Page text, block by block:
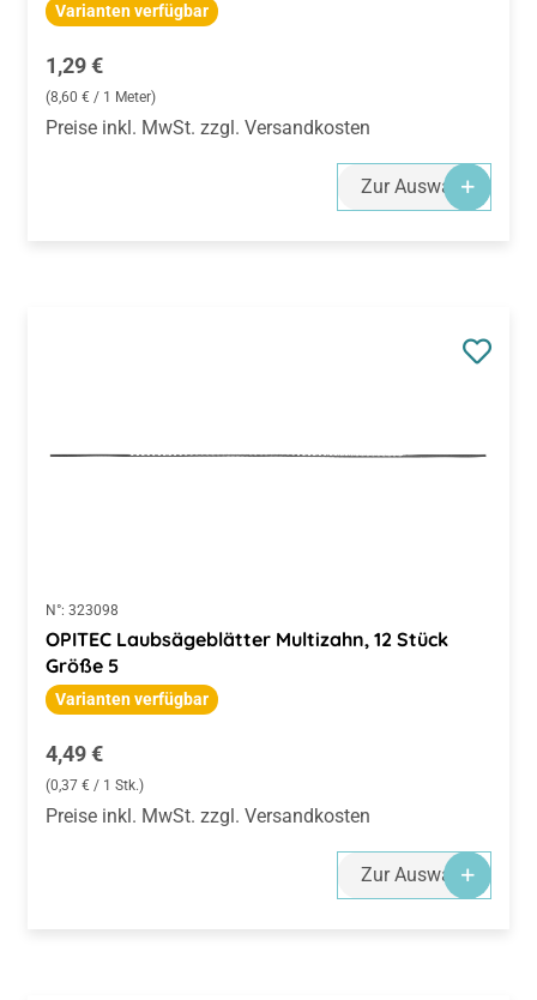
Varianten verfügbar
Regulärer Preis:
1,29 €
(8,60 € / 1 Meter)
Preise inkl. MwSt. zzgl. Versandkosten
Zur Auswahl
N°: 323098
OPITEC Laubsägeblätter Multizahn, 12 Stück
Größe 5
Varianten verfügbar
Regulärer Preis:
4,49 €
(0,37 € / 1 Stk.)
Preise inkl. MwSt. zzgl. Versandkosten
Zur Auswahl